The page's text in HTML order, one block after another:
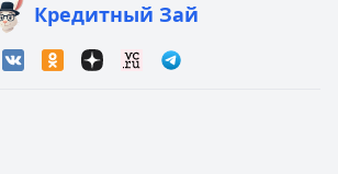
Кредитный Зай